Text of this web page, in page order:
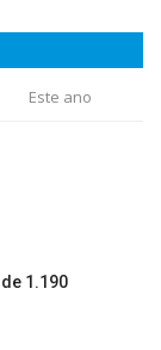
Este ano
1.190